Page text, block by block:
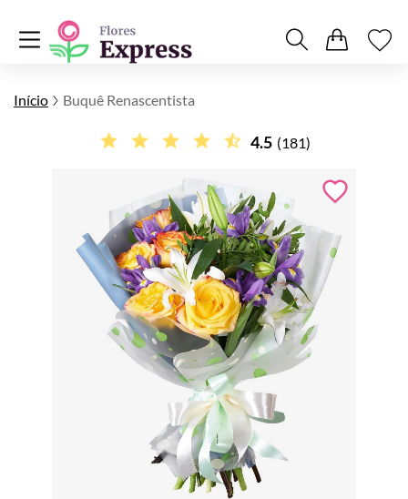
Início Buquê Renascentista
4.5 (181)